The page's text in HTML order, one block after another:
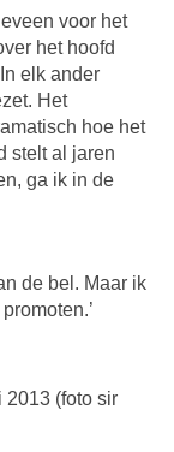
voor het
het hoofd
elk ander
Het
hoe het
stelt al jaren
ga ik in de
de bel. Maar ik
2013 (foto sir